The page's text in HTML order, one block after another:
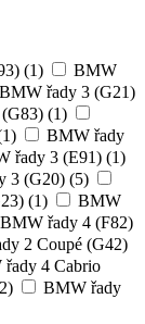
(1)
BMW
BMW řady 3 (G21)
(1)
BMW řady
řady 3 (E91) (1)
3 (G20) (5)
(1)
BMW
BMW řady 4 (F82)
2 Coupé (G42)
4 Cabrio
BMW řady